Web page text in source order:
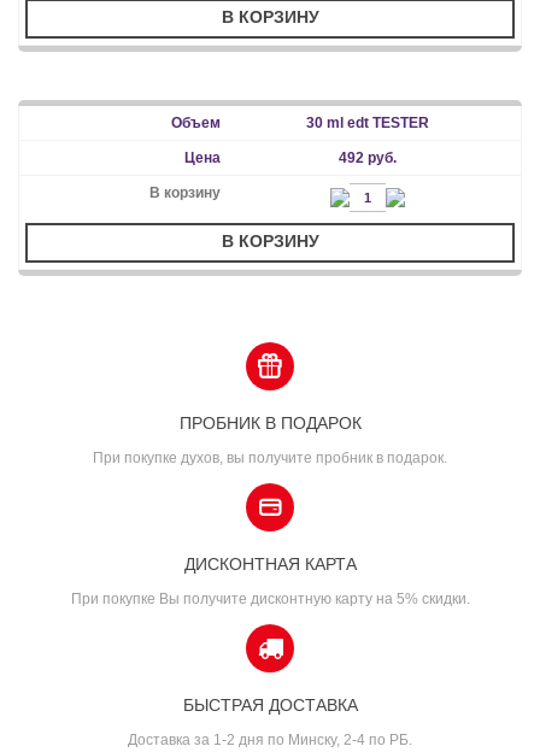
В КОРЗИНУ
30 ml edt TESTER
492 руб.
В КОРЗИНУ
ПРОБНИК В ПОДАРОК
При покупке духов, вы получите пробник в подарок.
ДИСКОНТНАЯ КАРТА
При покупке Вы получите дисконтную карту на 5% скидки.
БЫСТРАЯ ДОСТАВКА
Доставка за 1-2 дня по Минску, 2-4 по РБ.